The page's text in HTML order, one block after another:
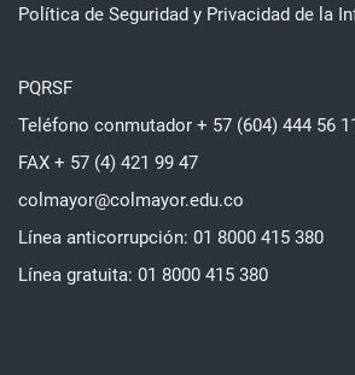
Política de Seguridad y Privacidad de la
PQRSF
Teléfono conmutador + 57 (604) 444 56
FAX + 57 (4) 421 99 47
colmayor@colmayor.edu.co
Línea anticorrupción: 01 8000 415 380
Línea gratuita: 01 8000 415 380